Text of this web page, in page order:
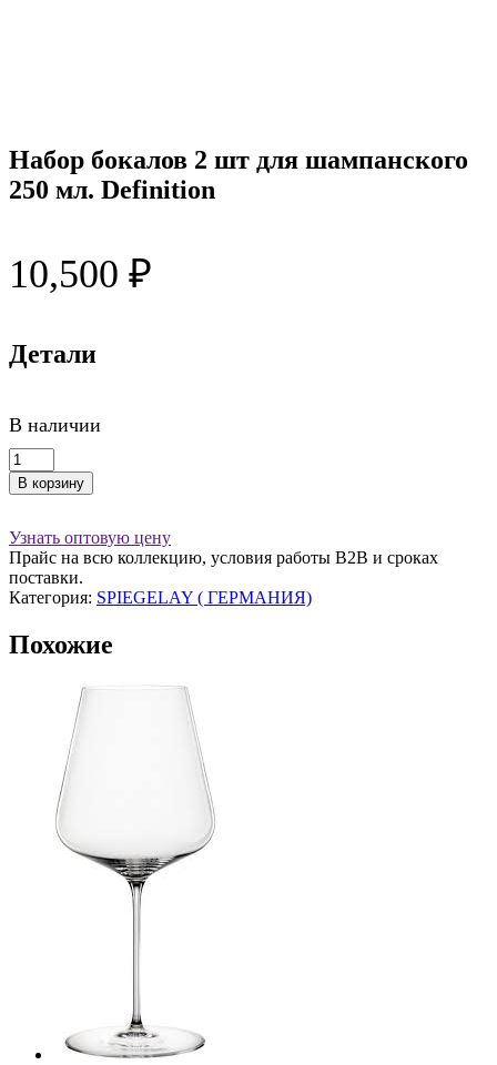
Набор бокалов 2 шт для шампанского
250 мл. Definition
10,500 ₽
Детали
В наличии
Количество
товара
Набор
2
шт
для
шампанского
мл.
Definition
В корзину
Узнать оптовую цену
Прайс на всю коллекцию, условия работы В2В и сроках
поставки.
Категория: SPIEGELAY ( ГЕРМАНИЯ)
Похожие